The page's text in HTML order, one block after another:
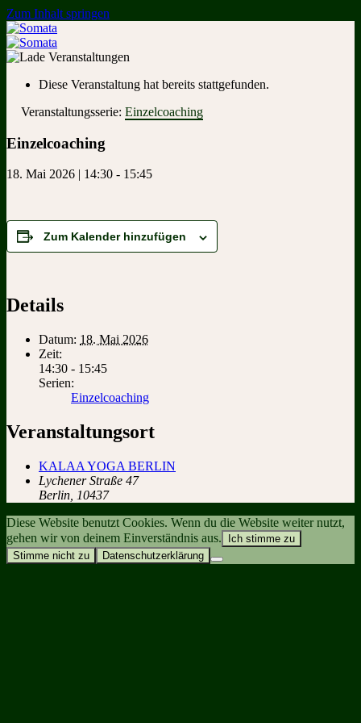
Zum Inhalt springen
Diese Veranstaltung hat bereits stattgefunden.
Veranstaltungsserie: Einzelcoaching
Einzelcoaching
18. Mai 2026 | 14:30 - 15:45
Zum Kalender hinzufügen
Details
Datum: 18. Mai 2026
Zeit:
14:30 - 15:45
Serien:
Einzelcoaching
Veranstaltungsort
KALAA YOGA BERLIN
Lychener Straße 47
Berlin 10437
Diese Website benutzt Cookies. Wenn du die Website weiter nutzt,
gehen wir von deinem Einverständnis aus.
Ich stimme zu
Stimme nicht zu
Datenschutzerklärung